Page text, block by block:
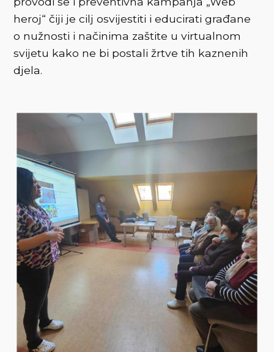
heroj“ čiji je cilj osvijestiti i educirati građane
o nužnosti i načinima zaštite u virtualnom
svijetu kako ne bi postali žrtve tih kaznenih
djela.